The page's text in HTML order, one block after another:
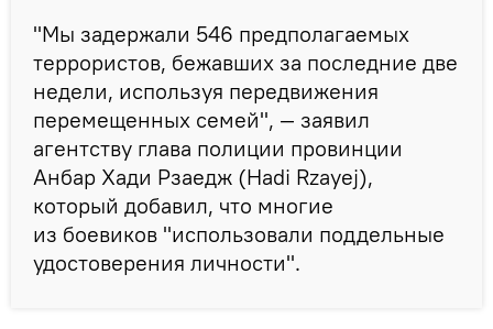
"Мы задержали 546 предполагаемых
террористов, бежавших за последние две
недели, используя передвижения
перемещенных семей", — заявил
агентству глава полиции провинции
Анбар Хади Рзаедж (Hadi Rzayej),
который добавил, что многие
из боевиков "использовали поддельные
удостоверения личности".